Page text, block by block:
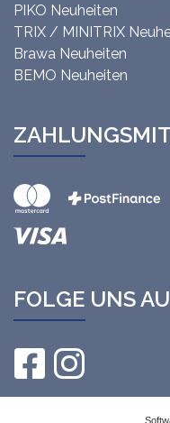
PIKO Neuheiten
TRIX / MINITRIX
Brawa Neuheiten
BEMO Neuheiten
FOLGE UNS